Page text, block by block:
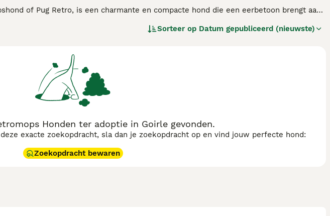
of Pug Retro, is een charmante en compacte hond die een eerbetoon brengt aan
die in verschillende kleuren voorkomt, waaronder zwart, fawn en zilver. Hij is
Sorteer op Datum gepubliceerd (nieuwste)
Honden ter adoptie in Goirle gevonden.
exacte zoekopdracht, sla dan je zoekopdracht op en vind jouw perfecte hond:
Zoekopdracht bewaren